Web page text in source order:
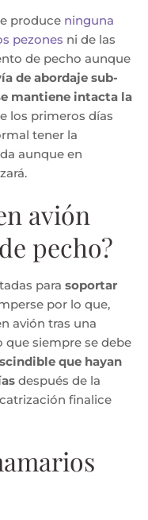
produce ninguna
pezones ni de las
de pecho aunque
de abordaje sub-
mantiene intacta la
los primeros días
tener la
aunque en
avión
pecho?
para soportar
por lo que,
avión tras una
que siempre se debe
que hayan
después de la
finalice